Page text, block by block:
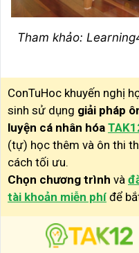
Tham khảo:
ConTuHoc khuyến nghị
sinh sử dụng giải pháp
luyện cá nhân hóa
(tự) học thêm và ôn thi
cách tối ưu.
Chọn chương trình và
tài khoản miễn phí để